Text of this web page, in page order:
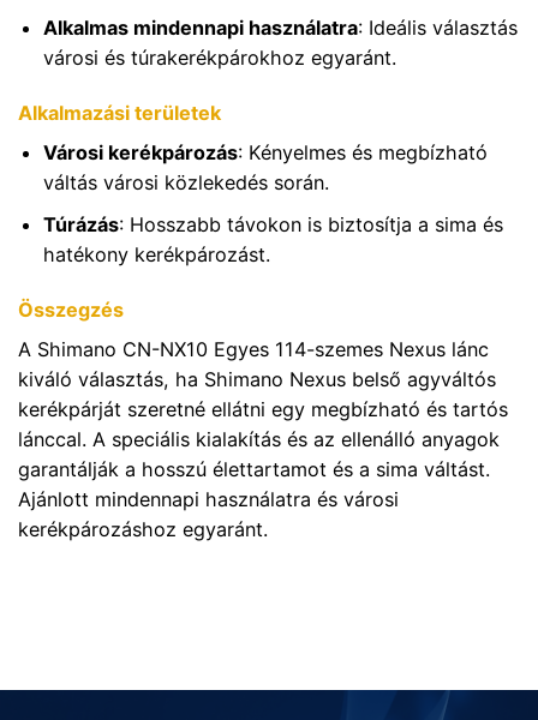
Alkalmas mindennapi használatra: Ideális választás
városi és túrakerékpárokhoz egyaránt.
Alkalmazási területek
Városi kerékpározás: Kényelmes és megbízható
váltás városi közlekedés során.
Túrázás: Hosszabb távokon is biztosítja a sima és
hatékony kerékpározást.
Összegzés
A Shimano CN-NX10 Egyes 114-szemes Nexus lánc
kiváló választás, ha Shimano Nexus belső agyváltós
kerékpárját szeretné ellátni egy megbízható és tartós
lánccal. A speciális kialakítás és az ellenálló anyagok
garantálják a hosszú élettartamot és a sima váltást.
Ajánlott mindennapi használatra és városi
kerékpározáshoz egyaránt.